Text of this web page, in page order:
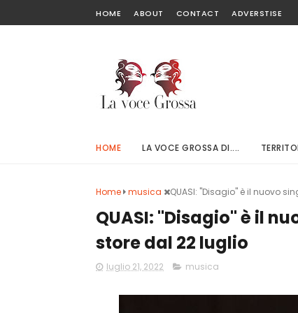
HOME ABOUT CONTACT ADVERSTISE
HOME LA VOCE GROSSA DI....
Home musica QUASI: "Disagio" è il nuovo
QUASI: "Disagio" è il
store dal 22 luglio
luglio 21, 2022 musica